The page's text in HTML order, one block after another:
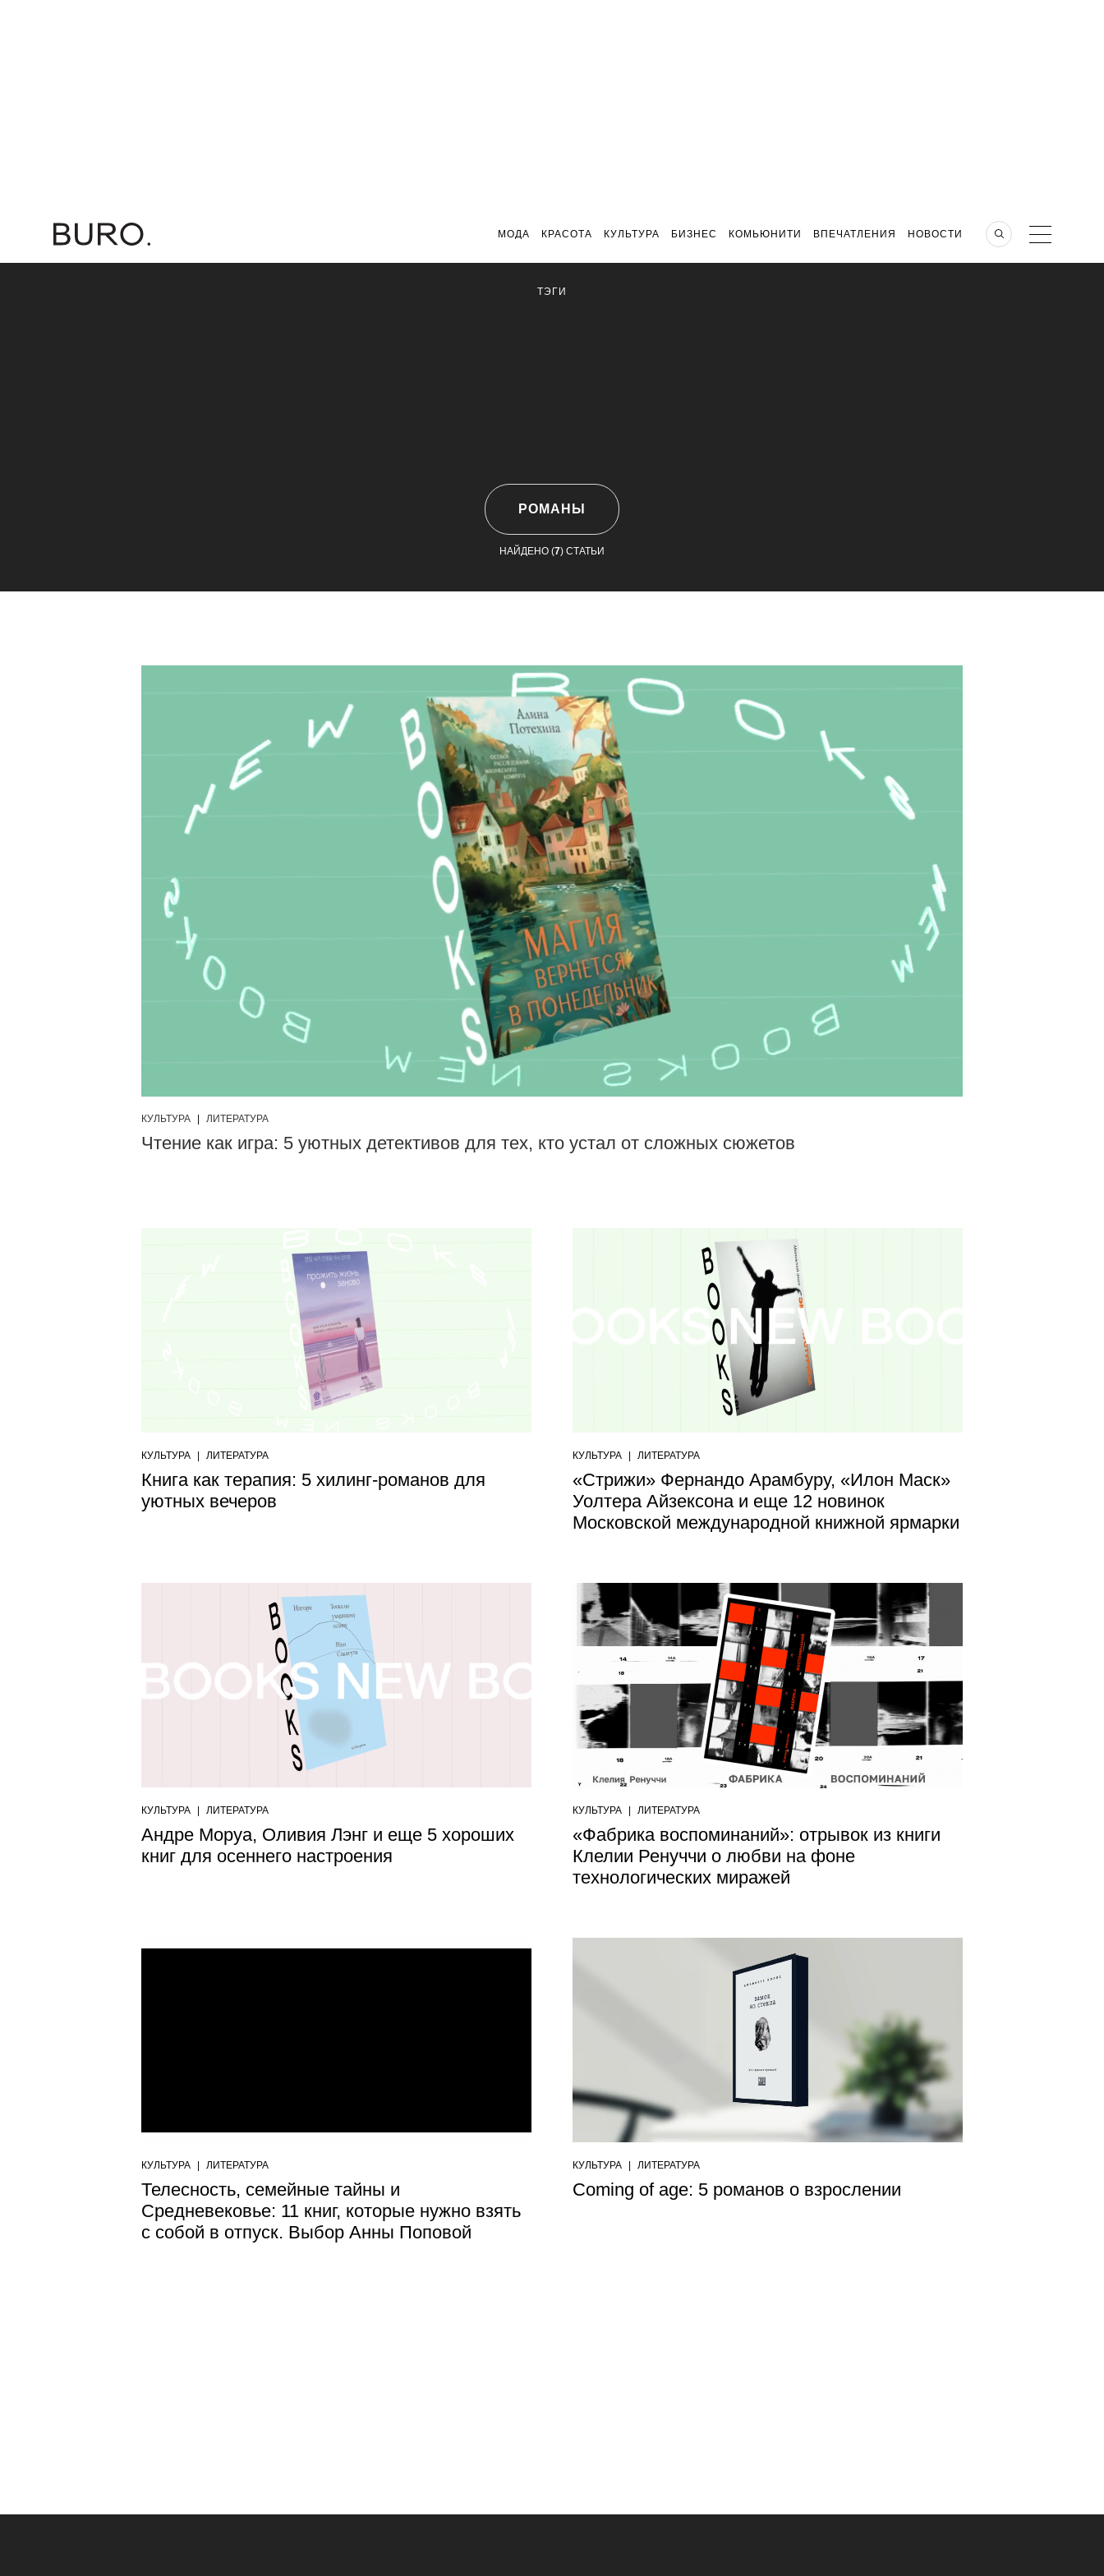
МОДА КРАСОТА КУЛЬТУРА БИЗНЕС КОМЬЮНИТИ ВПЕЧАТЛЕНИЯ НОВОСТИ
ТЭГИ
РОМАНЫ
НАЙДЕНО (7) СТАТЬИ
КУЛЬТУРА ЛИТЕРАТУРА
Чтение как игра: 5 уютных детективов для тех, кто устал от сложных сюжетов
КУЛЬТУРА ЛИТЕРАТУРА
Книга как терапия: 5 хилинг-романов для
уютных вечеров
КУЛЬТУРА ЛИТЕРАТУРА
«Стрижи» Фернандо Арамбуру, «Илон Маск»
Уолтера Айзексона и еще 12 новинок
Московской международной книжной ярмарки
КУЛЬТУРА ЛИТЕРАТУРА
Андре Моруа, Оливия Лэнг и еще 5 хороших
книг для осеннего настроения
КУЛЬТУРА ЛИТЕРАТУРА
«Фабрика воспоминаний»: отрывок из книги
Клелии Ренуччи о любви на фоне
технологических миражей
КУЛЬТУРА ЛИТЕРАТУРА
Телесность, семейные тайны и
Средневековье: 11 книг, которые нужно взять
с собой в отпуск. Выбор Анны Поповой
КУЛЬТУРА ЛИТЕРАТУРА
Coming of age: 5 романов о взрослении